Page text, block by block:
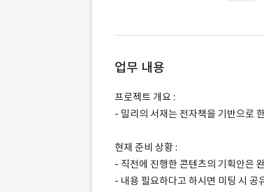
업무 내용
프로젝트 개요 :
- 밀리의 서재는 전자책을 기반으로
현재 준비 상황 :
- 직전에 진행한 콘텐츠의 기획안은
- 내용 필요하다고 하시면 미팅 시 공